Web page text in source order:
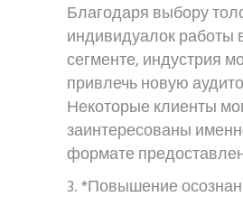
Благодаря выбору
индивидуалок работы
сегменте, индустрия
привлечь новую
Некоторые клиенты
заинтересованы
формате
3. *Повышение